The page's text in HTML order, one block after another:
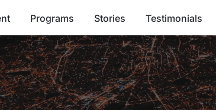
Programs Stories Testimonials